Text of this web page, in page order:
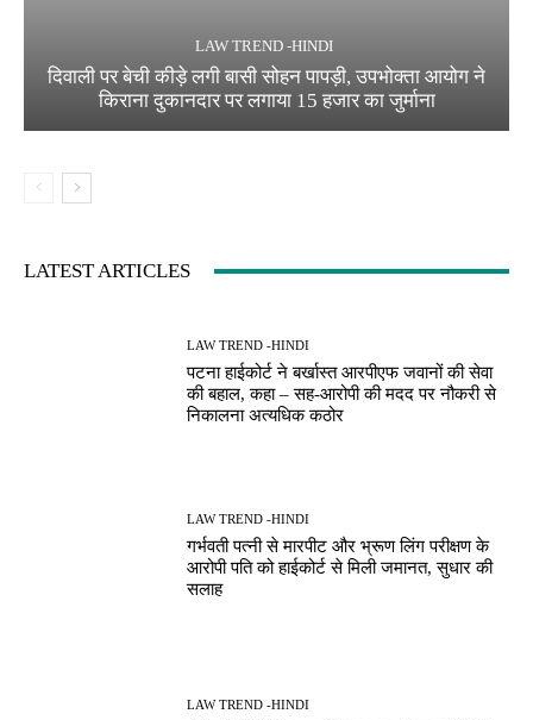
LAW TREND -HINDI
दिवाली पर बेची कीड़े लगी बासी सोहन पापड़ी, उपभोक्ता आयोग ने
किराना दुकानदार पर लगाया 15 हजार का जुर्माना
LATEST ARTICLES
LAW TREND -HINDI
पटना हाईकोर्ट ने बर्खास्त आरपीएफ जवानों की सेवा
की बहाल, कहा – सह-आरोपी की मदद पर नौकरी से
निकालना अत्यधिक कठोर
LAW TREND -HINDI
गर्भवती पत्नी से मारपीट और भ्रूण लिंग परीक्षण के
आरोपी पति को हाईकोर्ट से मिली जमानत, सुधार की
सलाह
LAW TREND -HINDI